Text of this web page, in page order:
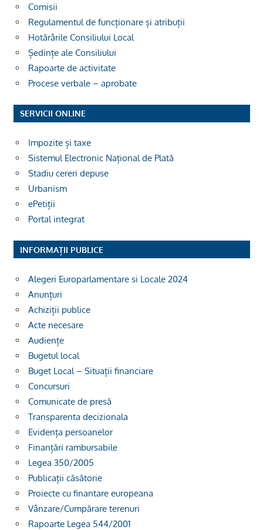
Comisii
Regulamentul de funcționare și atribuții
Hotărârile Consiliului Local
Ședințe ale Consiliului
Rapoarte de activitate
Procese verbale – aprobate
SERVICII ONLINE
Impozite și taxe
Sistemul Electronic Național de Plată
Stadiu cereri depuse
Urbanism
ePetiții
Portal integrat
INFORMAȚII PUBLICE
Alegeri Europarlamentare si Locale 2024
Anunțuri
Achiziții publice
Acte necesare
Audiențe
Bugetul local
Buget Local – Situații financiare
Concursuri
Comunicate de presă
Transparenta decizionala
Evidența persoanelor
Finanțări rambursabile
Legea 350/2005
Publicații căsătorie
Proiecte cu finantare europeana
Vânzare/Cumpărare terenuri
Rapoarte Legea 544/2001